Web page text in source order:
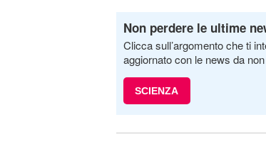
Non perdere le ultime
Clicca sull’argomento che ti
aggiornato con le news da
SCIENZA